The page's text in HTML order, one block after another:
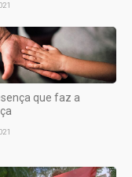
que faz a